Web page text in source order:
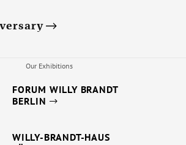
Our Exhibitions
FORUM WILLY BRANDT
BERLIN
WILLY-BRANDT-HAUS